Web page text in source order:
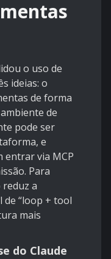
o uso de
ideias: o
de forma
de
pode ser
e
entrar via MCP
Para
a
de “loop + tool
mais
do Claude